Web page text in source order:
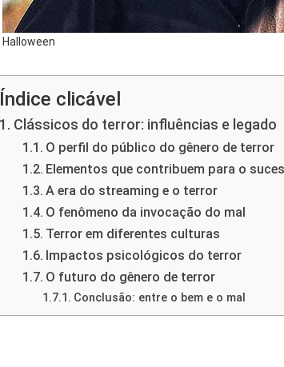
Halloween
Índice clicável
Clássicos do terror: influências e legado
O perfil do público do gênero de terror
Elementos que contribuem para o
A era do streaming e o terror
O fenômeno da invocação do mal
Terror em diferentes culturas
Impactos psicológicos do terror
O futuro do gênero de terror
Conclusão: entre o bem e o mal